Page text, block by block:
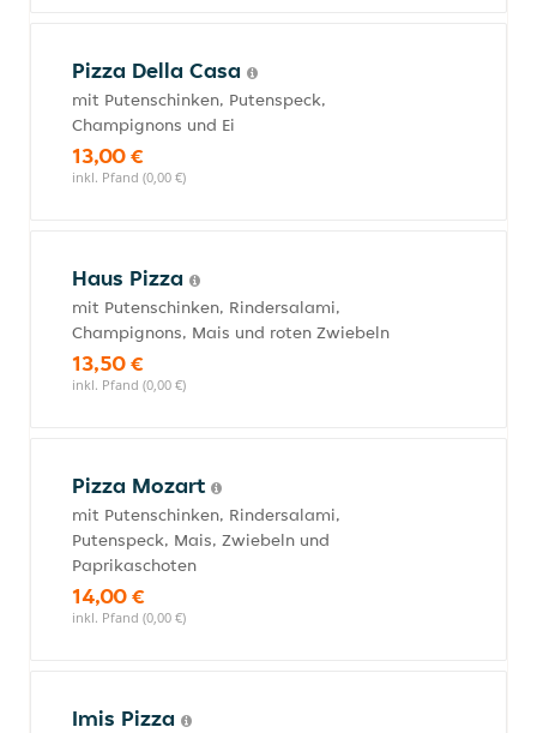
Pizza Della Casa
mit Putenschinken, Putenspeck,
Champignons und Ei
13,00 €
inkl. Pfand (0,00 €)
Haus Pizza
mit Putenschinken, Rindersalami,
Champignons, Mais und roten Zwiebeln
13,50 €
inkl. Pfand (0,00 €)
Pizza Mozart
mit Putenschinken, Rindersalami,
Putenspeck, Mais, Zwiebeln und
Paprikaschoten
14,00 €
inkl. Pfand (0,00 €)
Imis Pizza